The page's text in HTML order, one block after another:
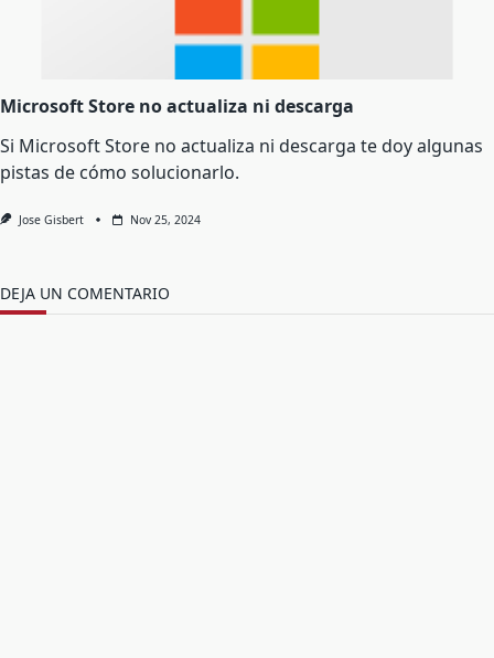
Microsoft Store no actualiza ni descarga
Si Microsoft Store no actualiza ni descarga te doy algunas
pistas de cómo solucionarlo.
Jose Gisbert Nov 25, 2024
DEJA UN COMENTARIO